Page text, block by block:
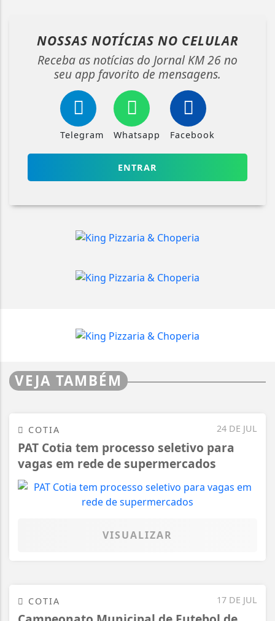
NOSSAS NOTÍCIAS NO CELULAR
Receba as notícias do Jornal KM 26 no
seu app favorito de mensagens.
Telegram Whatsapp Facebook
ENTRAR
VEJA TAMBÉM
24 DE JUL
COTIA
PAT Cotia tem processo seletivo para
vagas em rede de supermercados
VISUALIZAR
17 DE JUL
COTIA